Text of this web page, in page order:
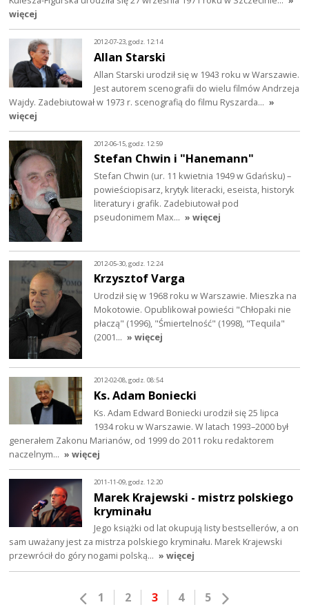
więcej
2012-07-23, godz. 12:14
Allan Starski
Allan Starski urodził się w 1943 roku w Warszawie.
Jest autorem scenografii do wielu filmów Andrzeja
Wajdy. Zadebiutował w 1973 r. scenografią do filmu Ryszarda… »
więcej
2012-06-15, godz. 12:59
Stefan Chwin i "Hanemann"
Stefan Chwin (ur. 11 kwietnia 1949 w Gdańsku) –
powieściopisarz, krytyk literacki, eseista, historyk
literatury i grafik. Zadebiutował pod
pseudonimem Max… » więcej
2012-05-30, godz. 12:24
Krzysztof Varga
Urodził się w 1968 roku w Warszawie. Mieszka na
Mokotowie. Opublikował powieści "Chłopaki nie
płaczą" (1996), "Śmiertelność" (1998), "Tequila"
(2001… » więcej
2012-02-08, godz. 08:54
Ks. Adam Boniecki
Ks. Adam Edward Boniecki urodził się 25 lipca
1934 roku w Warszawie. W latach 1993–2000 był
generałem Zakonu Marianów, od 1999 do 2011 roku redaktorem
naczelnym… » więcej
2011-11-09, godz. 12:20
Marek Krajewski - mistrz polskiego
kryminału
Jego książki od lat okupują listy bestsellerów, a on
sam uważany jest za mistrza polskiego kryminału. Marek Krajewski
przewrócił do góry nogami polską… » więcej
1 2 3 4 5